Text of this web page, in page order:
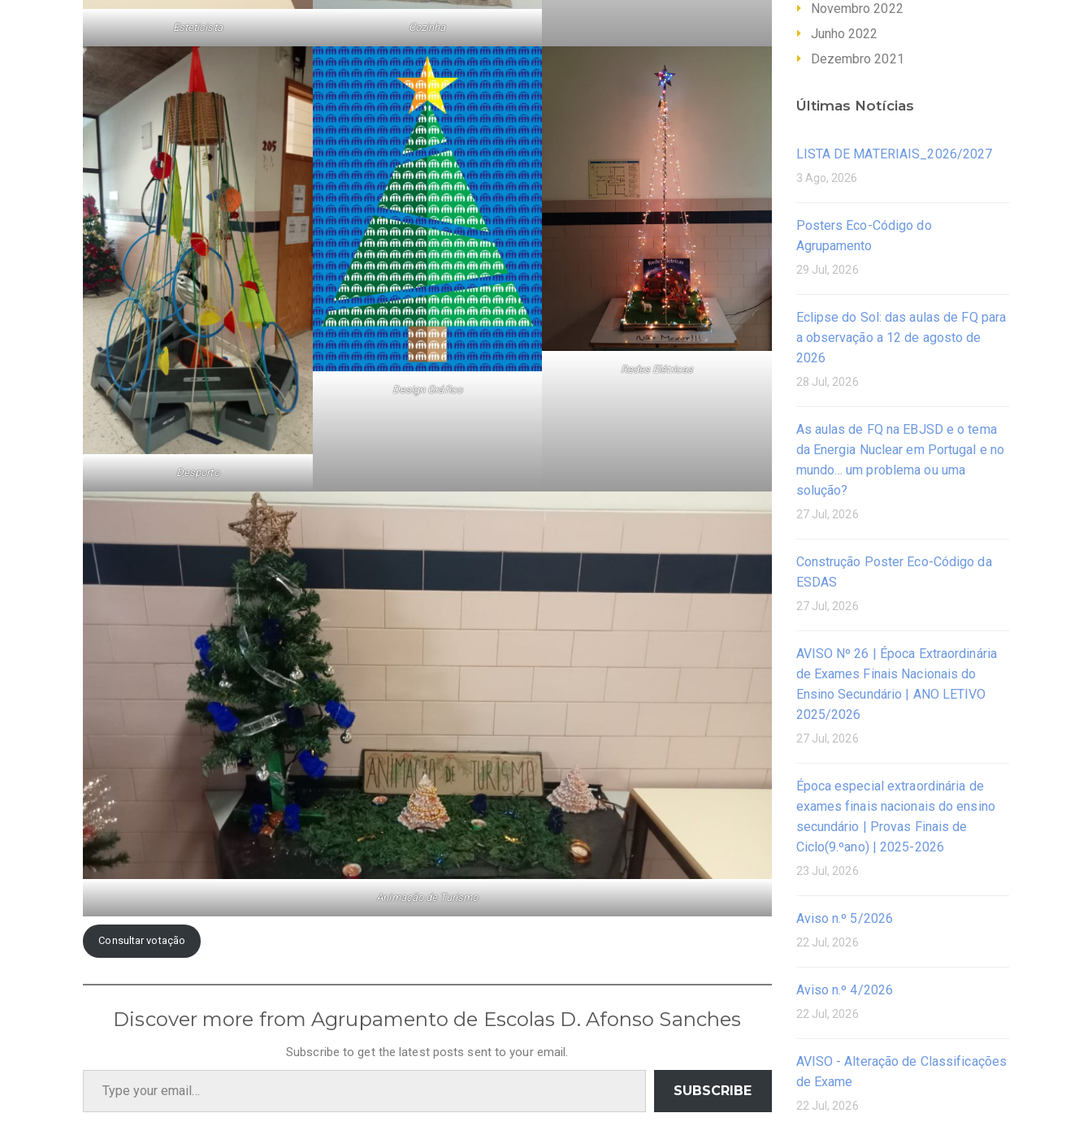
Esteticista Cozinha
Desporto
Design Gráfico
Redes Elétricas
Animação de Turismo
Consultar votação
Discover more from Agrupamento de Escolas D. Afonso Sanches
Subscribe to get the latest posts sent to your email.
Type your email…
SUBSCRIBE
Novembro 2022
Junho 2022
Dezembro 2021
Últimas Notícias
LISTA DE MATERIAIS_2026/2027
3 Ago, 2026
Posters Eco-Código do
Agrupamento
29 Jul, 2026
Eclipse do Sol: das aulas de FQ para
a observação a 12 de agosto de
2026
28 Jul, 2026
As aulas de FQ na EBJSD e o tema
da Energia Nuclear em Portugal e no
mundo… um problema ou uma
solução?
27 Jul, 2026
Construção Poster Eco-Código da
ESDAS
27 Jul, 2026
AVISO Nº 26 | Época Extraordinária
de Exames Finais Nacionais do
Ensino Secundário | ANO LETIVO
2025/2026
27 Jul, 2026
Época especial extraordinária de
exames finais nacionais do ensino
secundário | Provas Finais de
Ciclo(9.ºano) | 2025-2026
23 Jul, 2026
Aviso n.º 5/2026
22 Jul, 2026
Aviso n.º 4/2026
22 Jul, 2026
AVISO - Alteração de Classificações
de Exame
22 Jul, 2026